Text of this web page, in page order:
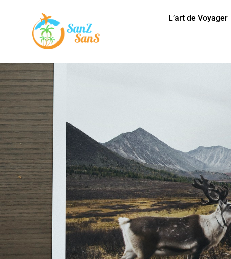
L’art de Voyager